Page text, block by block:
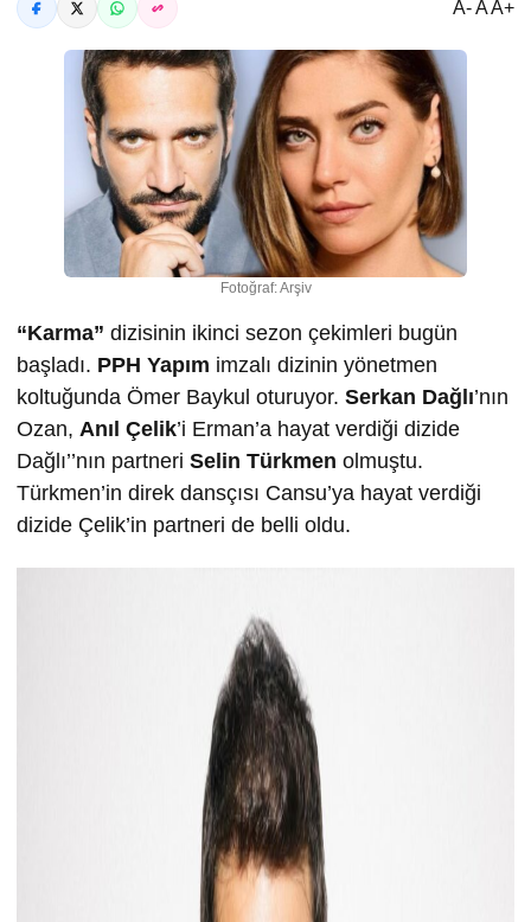
A- A A+
Fotoğraf: Arşiv
“Karma” dizisinin ikinci sezon çekimleri bugün
başladı. PPH Yapım imzalı dizinin yönetmen
koltuğunda Ömer Baykul oturuyor. Serkan Dağlı’nın
Ozan, Anıl Çelik’i Erman’a hayat verdiği dizide
Dağlı’’nın partneri Selin Türkmen olmuştu.
Türkmen’in direk dansçısı Cansu’ya hayat verdiği
dizide Çelik’in partneri de belli oldu.